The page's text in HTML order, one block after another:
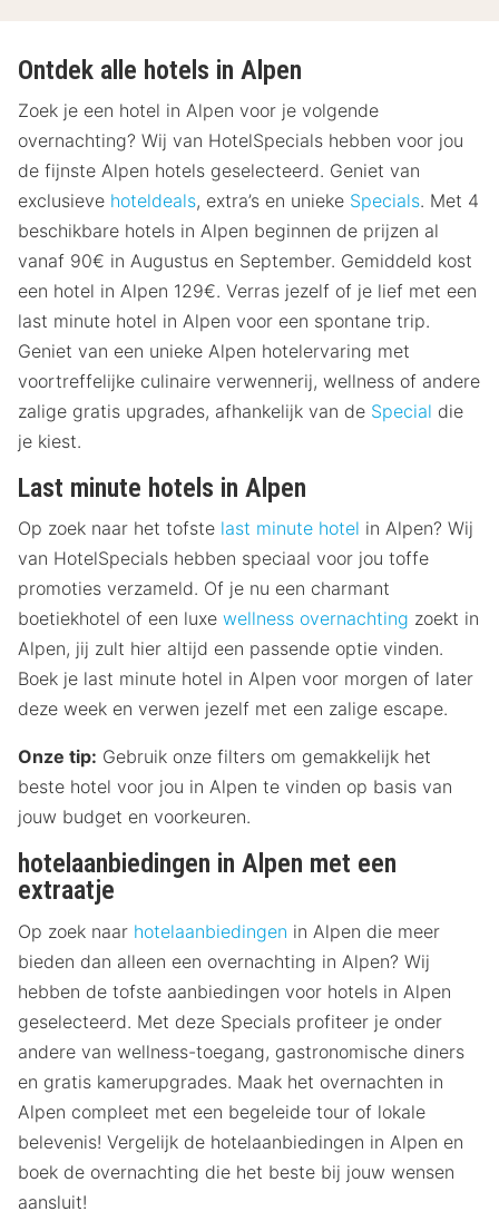
Ontdek alle hotels in Alpen
Zoek je een hotel in Alpen voor je volgende
overnachting? Wij van HotelSpecials hebben voor jou
de fijnste Alpen hotels geselecteerd. Geniet van
exclusieve hoteldeals, extra’s en unieke Specials. Met 4
beschikbare hotels in Alpen beginnen de prijzen al
vanaf 90€ in Augustus en September. Gemiddeld kost
een hotel in Alpen 129€. Verras jezelf of je lief met een
last minute hotel in Alpen voor een spontane trip.
Geniet van een unieke Alpen hotelervaring met
voortreffelijke culinaire verwennerij, wellness of andere
zalige gratis upgrades, afhankelijk van de Special die
je kiest.
Last minute hotels in Alpen
Op zoek naar het tofste last minute hotel in Alpen? Wij
van HotelSpecials hebben speciaal voor jou toffe
promoties verzameld. Of je nu een charmant
boetiekhotel of een luxe wellness overnachting zoekt in
Alpen, jij zult hier altijd een passende optie vinden.
Boek je last minute hotel in Alpen voor morgen of later
deze week en verwen jezelf met een zalige escape.
Onze tip: Gebruik onze filters om gemakkelijk het
beste hotel voor jou in Alpen te vinden op basis van
jouw budget en voorkeuren.
hotelaanbiedingen in Alpen met een
extraatje
Op zoek naar hotelaanbiedingen in Alpen die meer
bieden dan alleen een overnachting in Alpen? Wij
hebben de tofste aanbiedingen voor hotels in Alpen
geselecteerd. Met deze Specials profiteer je onder
andere van wellness-toegang, gastronomische diners
en gratis kamerupgrades. Maak het overnachten in
Alpen compleet met een begeleide tour of lokale
belevenis! Vergelijk de hotelaanbiedingen in Alpen en
boek de overnachting die het beste bij jouw wensen
aansluit!